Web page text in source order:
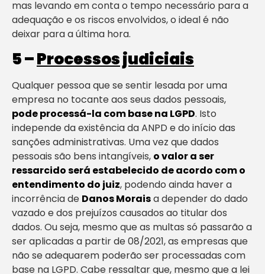
mas levando em conta o tempo necessário para a
adequação e os riscos envolvidos, o ideal é não
deixar para a última hora.
5 –Processos judiciais
Qualquer pessoa que se sentir lesada por uma
empresa no tocante aos seus dados pessoais,
pode processá-la com base na LGPD. Isto
independe da existência da ANPD e do início das
sanções administrativas. Uma vez que dados
pessoais são bens intangíveis, o valor a ser
ressarcido será estabelecido de acordo com o
entendimento do juiz, podendo ainda haver a
incorrência de Danos Moraisa depender do dado
vazado e dos prejuízos causados ao titular dos
dados. Ou seja, mesmo que as multas só passarão a
ser aplicadas a partir de 08/2021, as empresas que
não se adequarem poderão ser processadas com
base na LGPD. Cabe ressaltar que, mesmo que a lei